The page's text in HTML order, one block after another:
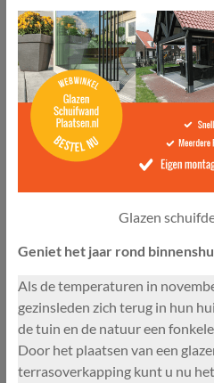
Glazen
Geniet het jaar rond
Als de temperaturen in
gezinsleden zich terug in hun
de tuin en de natuur een
Door het plaatsen van een
terrasoverkapping kunt u nu